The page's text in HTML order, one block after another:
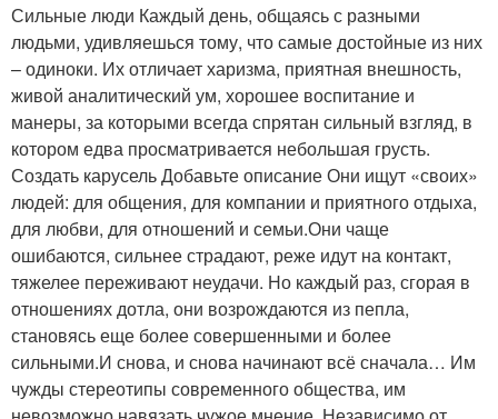
Сильные люди Каждый день, общаясь с разными
людьми, удивляешься тому, что самые достойные из них
– одиноки. Их отличает харизма, приятная внешность,
живой аналитический ум, хорошее воспитание и
манеры, за которыми всегда спрятан сильный взгляд, в
котором едва просматривается небольшая грусть.
Создать карусель Добавьте описание Они ищут «своих»
людей: для общения, для компании и приятного отдыха,
для любви, для отношений и семьи.Они чаще
ошибаются, сильнее страдают, реже идут на контакт,
тяжелее переживают неудачи. Но каждый раз, сгорая в
отношениях дотла, они возрождаются из пепла,
становясь еще более совершенными и более
сильными.И снова, и снова начинают всё сначала… Им
чужды стереотипы современного общества, им